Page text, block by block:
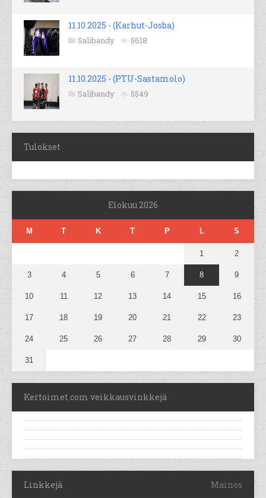
11.10.2025 - (Karhut-Josba)
Salibandy 5618
11.10.2025 - (PTU-Sastamolo)
Salibandy 5549
Tulokset
Elokuu 2026
M T K T P L S
1 2
3 4 5 6 7 8 9
10 11 12 13 14 15 16
17 18 19 20 21 22 23
24 25 26 27 28 29 30
31
Kertoimet.com veikkausvinkkejä
Linkkejä Mainos